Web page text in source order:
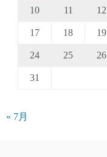
10 11 12
17 18 19
24 25 26
31
« 7月